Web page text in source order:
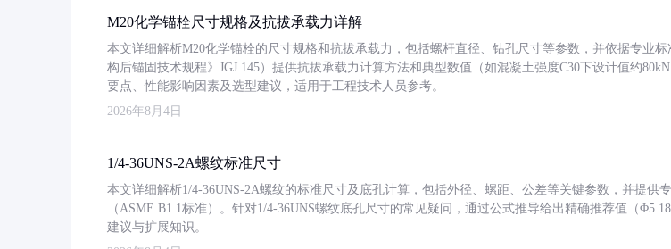
M20化学锚栓尺寸规格及抗拔承载力详解
本文详细解析M20化学锚栓的尺寸规格和抗拔承载力，包括螺杆直径、钻孔尺寸等参数，并依据专业
构后锚固技术规程》JGJ 145）提供抗拔承载力计算方法和典型数值（如混凝土强度C30下设计值约
要点、性能影响因素及选型建议，适用于工程技术人员参考。
2026年8月4日
1/4-36UNS-2A螺纹标准尺寸
本文详细解析1/4-36UNS-2A螺纹的标准尺寸及底孔计算，包括外径、螺距、公差等关键参数，并提供
（ASME B1.1标准）。针对1/4-36UNS螺纹底孔尺寸的常见疑问，通过公式推导给出精确推荐值（
建议与扩展知识。